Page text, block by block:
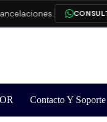
CONSULTAR
Contacto Y Soporte